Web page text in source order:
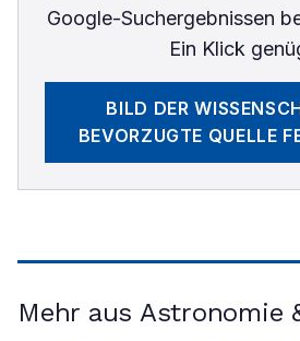
Google-Suchergebnissen
Ein Klick
BILD DER
BEVORZUGTE QUELLE
Mehr aus Astronomie